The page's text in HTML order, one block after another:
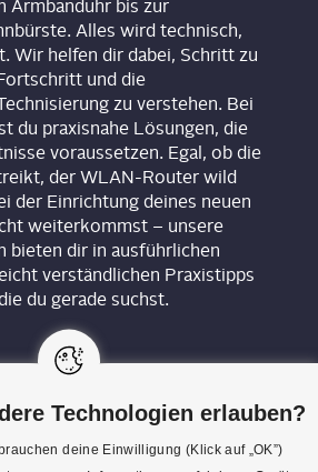
Armbanduhr bis zur
Alles wird technisch,
Wir helfen dir dabei, Schritt zu
und die
zu verstehen. Bei
du praxisnahe Lösungen, die
voraussetzen. Egal, ob die
der WLAN-Router wild
der Einrichtung deines neuen
weiterkommst – unsere
bieten dir in ausführlichen
verständlichen Praxistipps
du gerade suchst.
Technologien erlauben?
deine Einwilligung (Klick auf „OK”)